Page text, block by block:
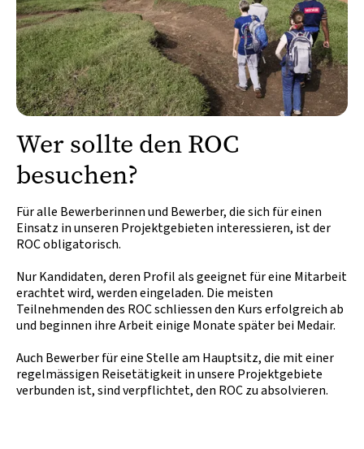
Wer sollte den ROC
besuchen?
Für alle Bewerberinnen und Bewerber, die sich für einen
Einsatz in unseren Projektgebieten interessieren, ist der
ROC obligatorisch.
Nur Kandidaten, deren Profil als geeignet für eine Mitarbeit
erachtet wird, werden eingeladen. Die meisten
Teilnehmenden des ROC schliessen den Kurs erfolgreich ab
und beginnen ihre Arbeit einige Monate später bei Medair.
Auch Bewerber für eine Stelle am Hauptsitz, die mit einer
regelmässigen Reisetätigkeit in unsere Projektgebiete
verbunden ist, sind verpflichtet, den ROC zu absolvieren.